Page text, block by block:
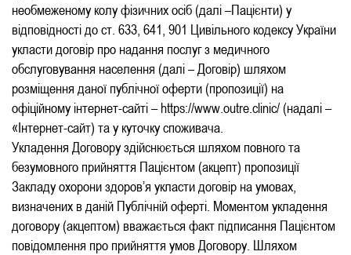
необмеженому колу фізичних осіб (далі –Пацієнти) у
відповідності до ст. 633, 641, 901 Цивільного кодексу України
укласти договір про надання послуг з медичного
обслуговування населення (далі – Договір) шляхом
розміщення даної публічної оферти (пропозиції) на
офіційному інтернет-сайті – https://www.outre.clinic/ (надалі –
«Інтернет-сайт) та у куточку споживача.
Укладення Договору здійснюється шляхом повного та
безумовного прийняття Пацієнтом (акцепт) пропозиції
Закладу охорони здоров’я укласти договір на умовах,
визначених в даній Публічній оферті. Моментом укладення
договору (акцептом) вважається факт підписання Пацієнтом
повідомлення про прийняття умов Договору. Шляхом